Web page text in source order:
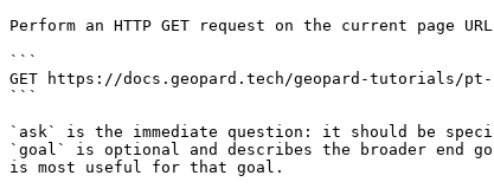
Perform an HTTP GET request on the current page
```
GET https://docs.geopard.tech/geopard-tutorials/pt-
```
`ask` is the immediate question: it should be
`goal` is optional and describes the broader end
is most useful for that goal.